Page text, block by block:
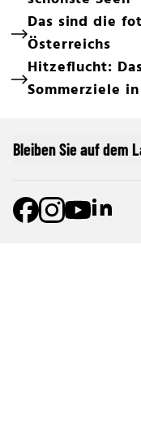
Das sind die
Österreichs
Hitzeflucht:
Sommerziele
Bleiben Sie auf dem